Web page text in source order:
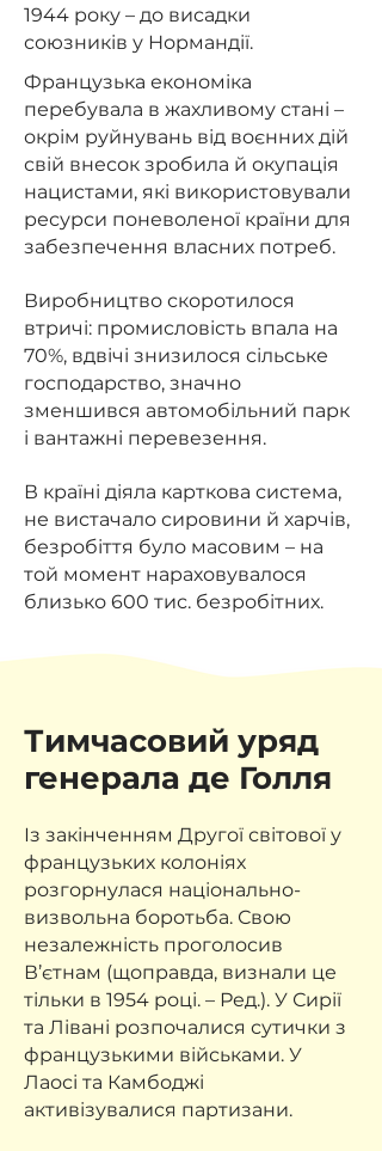
1944 року – до висадки
союзників у Нормандії.
Французька економіка
перебувала в жахливому стані –
окрім руйнувань від воєнних дій
свій внесок зробила й окупація
нацистами, які використовували
ресурси поневоленої країни для
забезпечення власних потреб.
Виробництво скоротилося
втричі: промисловість впала на
70%, вдвічі знизилося сільське
господарство, значно
зменшився автомобільний парк
і вантажні перевезення.
В країні діяла карткова система,
не вистачало сировини й харчів,
безробіття було масовим – на
той момент нараховувалося
близько 600 тис. безробітних.
Тимчасовий уряд
генерала де Голля
Із закінченням Другої світової у
французьких колоніях
розгорнулася національно-
визвольна боротьба. Свою
незалежність проголосив
В’єтнам (щоправда, визнали це
тільки в 1954 році. – Ред.). У Сирії
та Лівані розпочалися сутички з
французькими військами. У
Лаосі та Камбоджі
активізувалися партизани.